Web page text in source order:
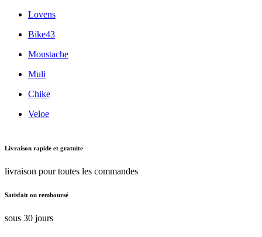
Lovens
Bike43
Moustache
Muli
Chike
Veloe
Livraison rapide et gratuite
livraison pour toutes les commandes
Satisfait ou remboursé
sous 30 jours